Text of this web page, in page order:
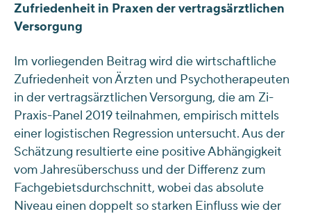
Zufriedenheit in Praxen der vertragsärztlichen
Versorgung
Im vorliegenden Beitrag wird die wirtschaftliche
Zufriedenheit von Ärzten und Psychotherapeuten
in der vertragsärztlichen Versorgung, die am Zi-
Praxis-Panel 2019 teilnahmen, empirisch mittels
einer logistischen Regression untersucht. Aus der
Schätzung resultierte eine positive Abhängigkeit
vom Jahresüberschuss und der Differenz zum
Fachgebietsdurchschnitt, wobei das absolute
Niveau einen doppelt so starken Einfluss wie der